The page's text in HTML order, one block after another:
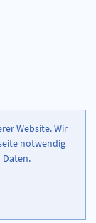
Website. Wir
notwendig